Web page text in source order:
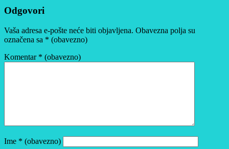
Odgovori
Vaša adresa e-pošte neće biti objavljena. Obavezna polja su
označena sa * (obavezno)
Komentar * (obavezno)
Ime * (obavezno)